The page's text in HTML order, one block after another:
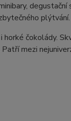
degustační
plýtvání.
čokolády.
mezi